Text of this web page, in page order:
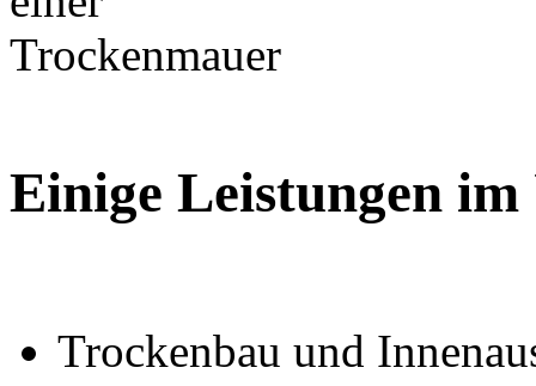
Einige Leistungen
Trockenbau und